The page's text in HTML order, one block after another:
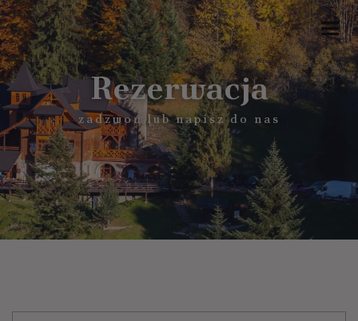
Rezerwacja
zadzwoń lub napisz do nas
>